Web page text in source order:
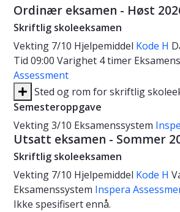
Ordinær eksamen - Høst
Skriftlig skoleeksamen
Vekting 7/10 Hjelpemiddel Kode H
Tid 09:00 Varighet 4 timer
Assessment
Sted og rom for skriftlig
Semesteroppgave
Vekting3/10 Eksamenssystem
Utsatt eksamen - Sommer
Skriftlig skoleeksamen
Vekting 7/10 Hjelpemiddel Kode H
Eksamenssystem Inspera
Ikke spesifisert ennå.